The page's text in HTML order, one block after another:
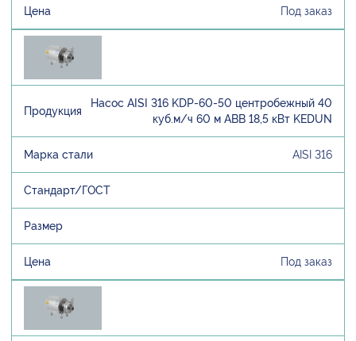
Под заказ
Насос AISI 316 KDP-60-50 центробежный 40
куб.м/ч 60 м ABB 18,5 кВт KEDUN
AISI 316
Под заказ